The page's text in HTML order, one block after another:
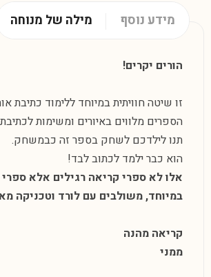
מילה של מנוחה מידע נוסף
הורים יקרים!
זו שיטה חוויתית במיוחד ללימוד כתיבת
הספרים מלווים באיורים ומשימות
תנו לילדכם לשחק בספר זה כבמשחק.
הוא כבר ילמד לכתוב לבד!
אלו לא ספרי קריאה רגילים אלא
במיוחד, משולבים עם לורד וטכניקה
קריאה מהנה
ממני